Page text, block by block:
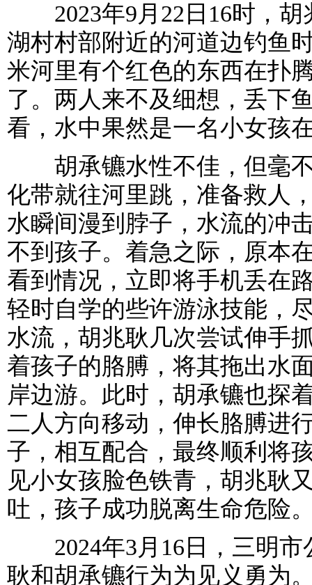
2023年9月22日16时，胡
湖村村部附近的河道边钓鱼
米河里有个红色的东西在扑
了。两人来不及细想，丢下
看，水中果然是一名小女孩
胡承镳水性不佳，但毫不
化带就往河里跳，准备救人
水瞬间漫到脖子，水流的冲
不到孩子。着急之际，原本
看到情况，立即将手机丢在
轻时自学的些许游泳技能，
水流，胡兆耿几次尝试伸手
着孩子的胳膊，将其拖出水
岸边游。此时，胡承镳也探
二人方向移动，伸长胳膊进
子，相互配合，最终顺利将
见小女孩脸色铁青，胡兆耿
吐，孩子成功脱离生命危险
2024年3月16日，三明市
耿和胡承镳行为为见义勇为